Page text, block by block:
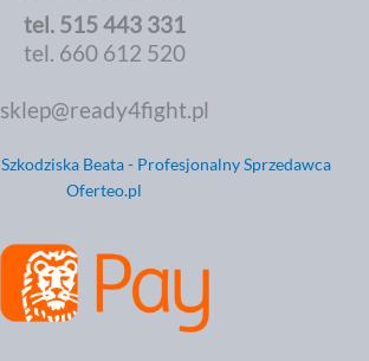
tel. 515 443 331
tel. 660 612 520
sklep@ready4fight.pl